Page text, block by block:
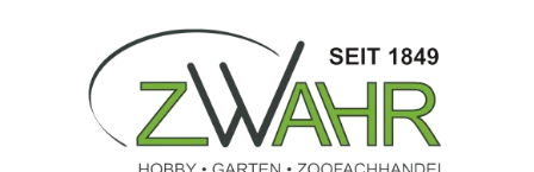
Zum Hauptinhalt springen